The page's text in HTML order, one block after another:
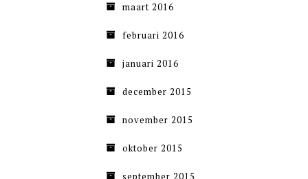
maart 2016
februari 2016
januari 2016
december 2015
november 2015
oktober 2015
september 2015